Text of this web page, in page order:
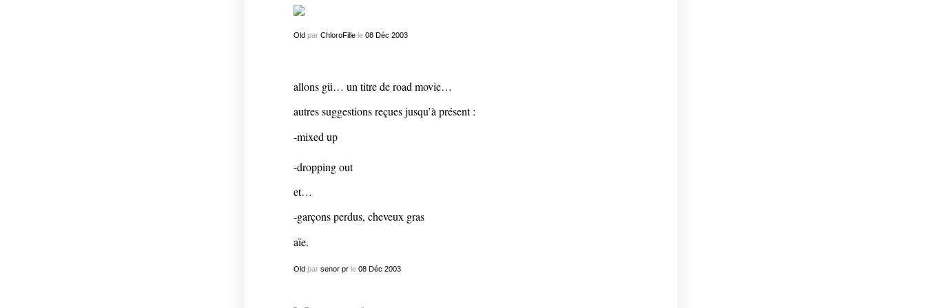
Old par ChloroFillele 08 Déc 2003
allons gü… un titre de road movie…
autres suggestions reçues jusqu’à présent :
-mixed up
-dropping out
et…
-garçons perdus, cheveux gras
aïe.
Oldpar senor prle 08 Déc 2003